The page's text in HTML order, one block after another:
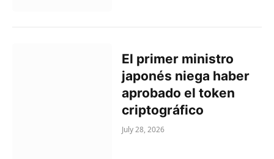
El primer ministro
japonés niega haber
aprobado el token
criptográfico
July 28, 2026